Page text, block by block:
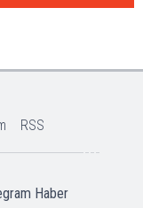
RSS
Haber